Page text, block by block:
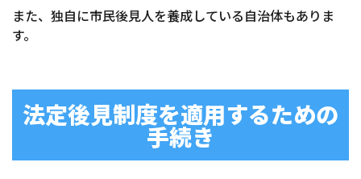
また、独自に市民後見人を養成している自治体もありま
す。
法定後見制度を適用するための
手続き